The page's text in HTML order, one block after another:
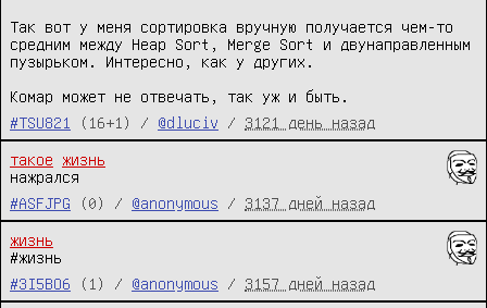
Так вот у меня сортировка вручную получается чем-то
средним между Heap Sort, Merge Sort и двунаправленным
пузырьком. Интересно, как у других.
Комар может не отвечать, так уж и быть.
#TSU821
(16+1) / @dluciv / 3121 день назад
такое
жизнь
нажрался
#ASFJPG
(0) / @anonymous / 3137 дней назад
жизнь
#жизнь
#3I5BO6
(1) / @anonymous / 3157 дней назад